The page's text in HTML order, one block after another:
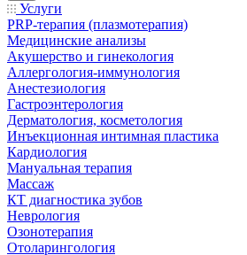
Услуги
PRP-терапия (плазмотерапия)
Медицинские анализы
Акушерство и гинекология
Аллергология-иммунология
Анестезиология
Гастроэнтерология
Дерматология, косметология
Инъекционная интимная пластика
Кардиология
Мануальная терапия
Массаж
КТ диагностика зубов
Неврология
Озонотерапия
Отоларингология